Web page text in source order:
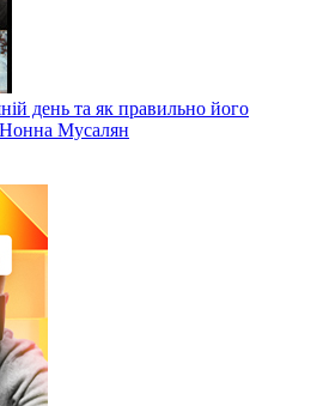
день та як правильно його
Мусалян